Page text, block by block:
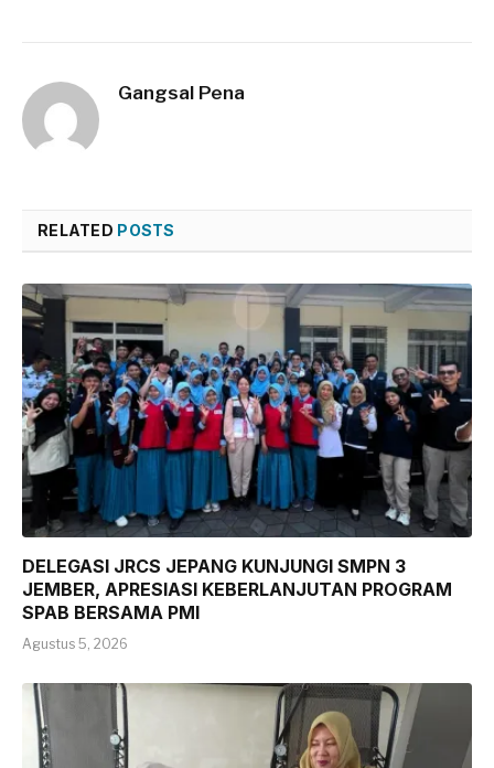
Gangsal Pena
RELATED POSTS
DELEGASI JRCS JEPANG KUNJUNGI SMPN 3
JEMBER, APRESIASI KEBERLANJUTAN PROGRAM
SPAB BERSAMA PMI
Agustus 5, 2026